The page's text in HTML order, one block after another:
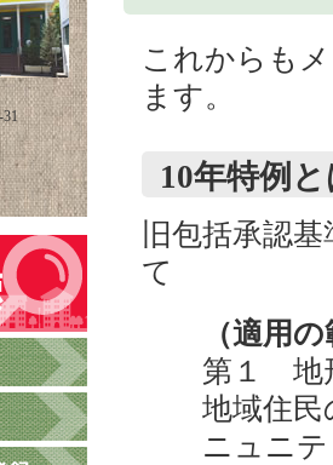
これからも
ます。
10年特例
旧包括承認
て
（適用
第１ 地
地域住
ニュニ